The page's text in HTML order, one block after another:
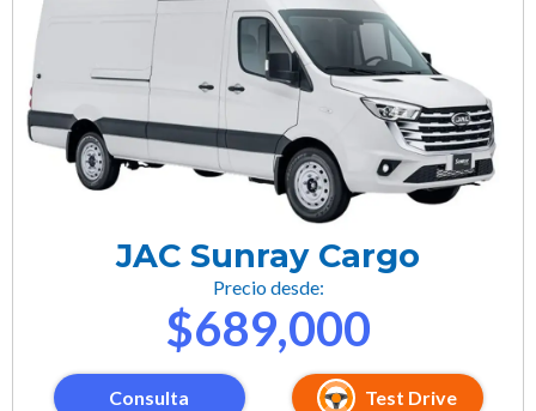
JAC Sunray Cargo
Precio desde:
$689,000
Consulta Test Drive